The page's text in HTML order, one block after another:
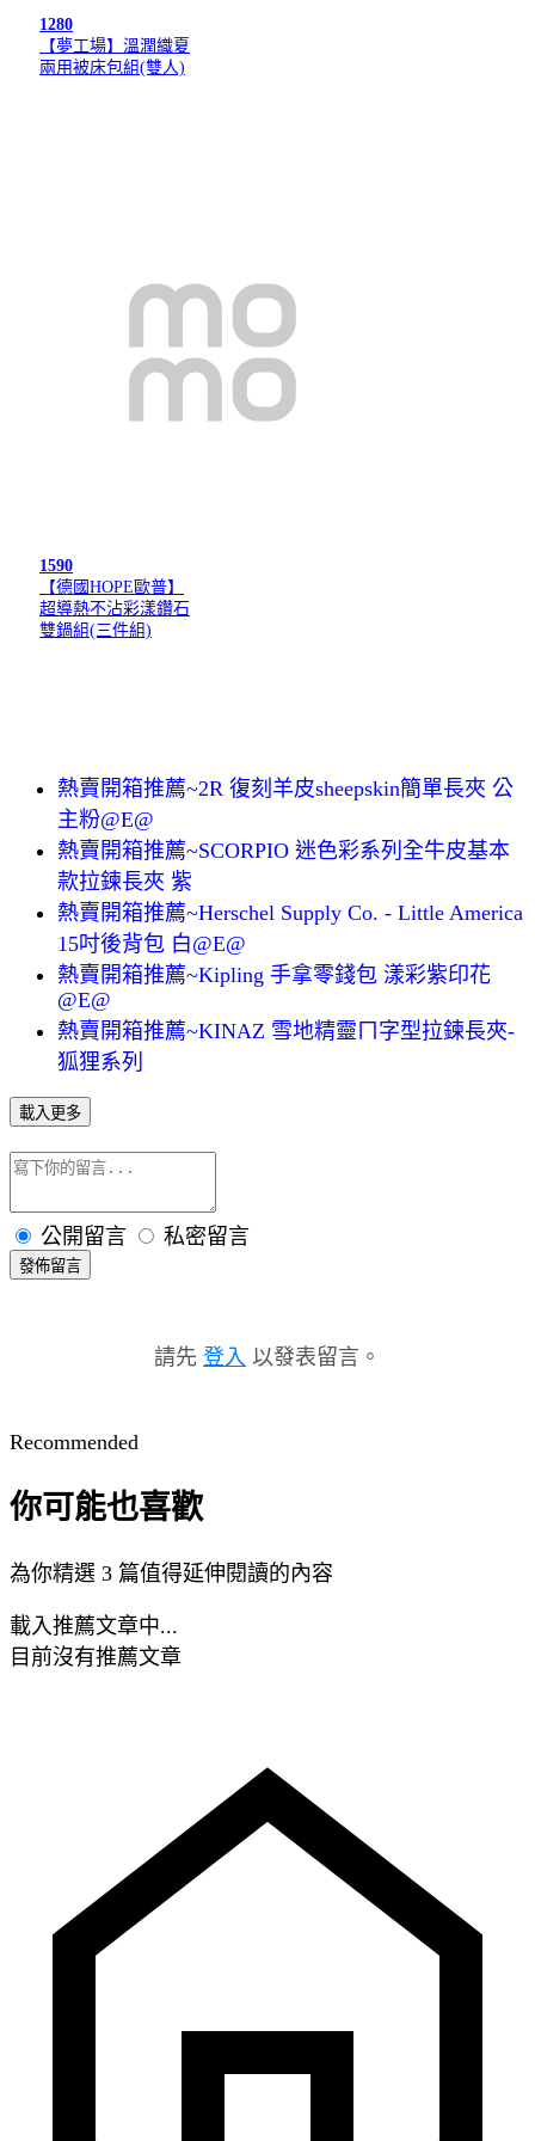
1280
【夢工場】溫潤織夏
兩用被床包組(雙人)
1590
【德國HOPE歐普】
超導熱不沾彩漾鑽石
雙鍋組(三件組)
熱賣開箱推薦~2R 復刻羊皮sheepskin簡單長夾 公
主粉@E@
熱賣開箱推薦~SCORPIO 迷色彩系列全牛皮基本
款拉鍊長夾 紫
熱賣開箱推薦~Herschel Supply Co. - Little America
15吋後背包 白@E@
熱賣開箱推薦~Kipling 手拿零錢包 漾彩紫印花
@E@
熱賣開箱推薦~KINAZ 雪地精靈ㄇ字型拉鍊長夾-
狐狸系列
載入更多
公開留言 私密留言
發佈留言
請先 登入 以發表留言。
Recommended
你可能也喜歡
為你精選 3 篇值得延伸閱讀的內容
載入推薦文章中...
目前沒有推薦文章